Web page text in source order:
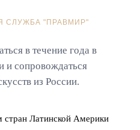
СЛУЖБА "ПРАВМИР"
в течение года в
и сопровождаться
из России.
Латинской Америки